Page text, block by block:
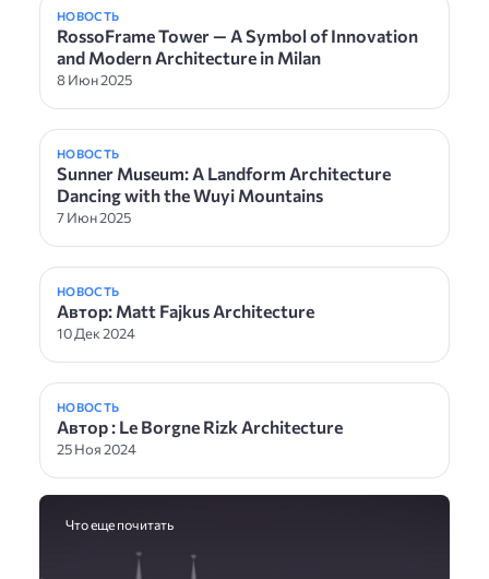
НОВОСТЬ
RossoFrame Tower — A Symbol of Innovation
and Modern Architecture in Milan
8 Июн 2025
НОВОСТЬ
Sunner Museum: A Landform Architecture
Dancing with the Wuyi Mountains
7 Июн 2025
НОВОСТЬ
Автор: Matt Fajkus Architecture
10 Дек 2024
НОВОСТЬ
Автор : Le Borgne Rizk Architecture
25 Ноя 2024
Что еще почитать